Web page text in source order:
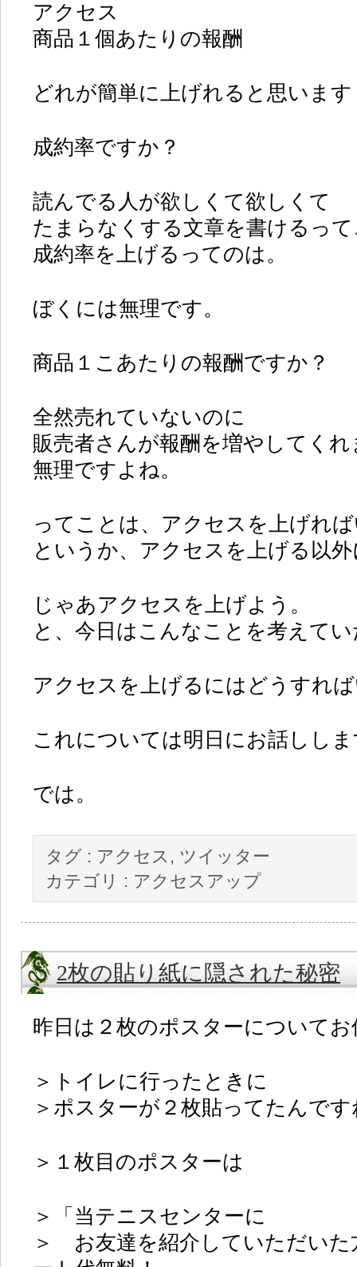
アクセス
商品１個あたりの報酬
どれが簡単に上げれると思います
成約率ですか？
読んでる人が欲しくて欲しくて
たまらなくする文章を書けるっ
成約率を上げるってのは。
ぼくには無理です。
商品１こあたりの報酬ですか？
全然売れていないのに
販売者さんが報酬を増やしてくれ
無理ですよね。
ってことは、アクセスを上げれ
というか、アクセスを上げる以
じゃあアクセスを上げよう。
と、今日はこんなことを考えて
アクセスを上げるにはどうすれ
これについては明日にお話しし
では。
タグ : アクセス , ツイッター
カテゴリ : アクセスアップ
2枚の貼り紙に隠された秘密
昨日は２枚のポスターについて
＞トイレに行ったときに
＞ポスターが２枚貼ってたんです
＞１枚目のポスターは
＞「当テニスセンターに
＞ お友達を紹介していただいた